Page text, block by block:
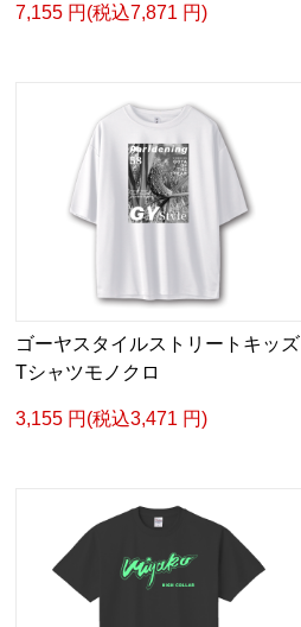
7,155 円(税込7,871 円)
ゴーヤスタイルストリートキッズ
Tシャツモノクロ
3,155 円(税込3,471 円)